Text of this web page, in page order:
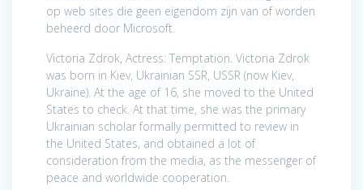
op web sites die geen eigendom zijn van of worden
beheerd door Microsoft.
Victoria Zdrok, Actress: Temptation. Victoria Zdrok
was born in Kiev, Ukrainian SSR, USSR (now Kiev,
Ukraine). At the age of 16, she moved to the United
States to check. At that time, she was the primary
Ukrainian scholar formally permitted to review in
the United States, and obtained a lot of
consideration from the media, as the messenger of
peace and worldwide cooperation.